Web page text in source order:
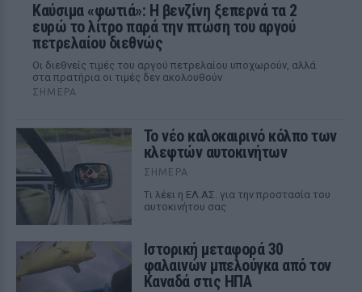
Καύσιμα «φωτιά»: Η βενζίνη ξεπερνά τα 2
ευρώ το λίτρο παρά την πτώση του αργού
πετρελαίου διεθνώς
Οι διεθνείς τιμές του αργού πετρελαίου υποχωρούν, αλλά
στα πρατήρια οι τιμές δεν ακολουθούν
ΣΉΜΕΡΑ
Το νέο καλοκαιρινό κόλπο των
κλεφτών αυτοκινήτων
ΣΉΜΕΡΑ
Tι λέει η ΕΛ.ΑΣ. για την προστασία του
αυτοκινήτου σας
Ιστορική μεταφορά 30
φαλαινών μπελούγκα από τον
Καναδά στις ΗΠΑ